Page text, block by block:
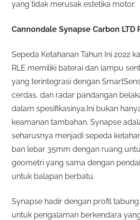
yang tidak merusak estetika motor.
Cannondale Synapse Carbon LTD
Sepeda Ketahanan Tahun Ini 2022
RLE memiliki baterai dan lampu
yang terintegrasi dengan
cerdas, dan radar pandangan
dalam spesifikasinya.Ini bukan
keamanan tambahan. Synapse
seharusnya menjadi sepeda
ban lebar 35mm dengan ruang
geometri yang sama dengan
untuk balapan berbatu.
Synapse hadir dengan profil
untuk pengalaman berkendara